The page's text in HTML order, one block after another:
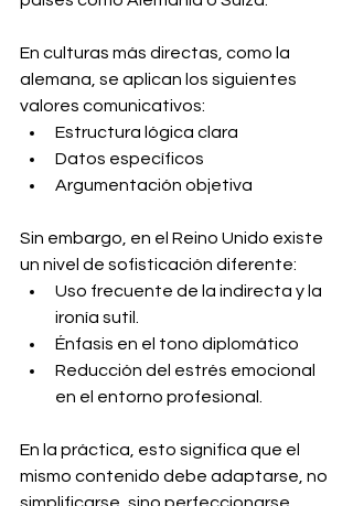
En culturas más directas, como la
alemana, se aplican los siguientes
valores comunicativos:
Estructura lógica clara
Datos específicos
Argumentación objetiva
Sin embargo, en el Reino Unido existe
un nivel de sofisticación diferente:
Uso frecuente de la indirecta y la
ironía sutil.
Énfasis en el tono diplomático
Reducción del estrés emocional
en el entorno profesional.
En la práctica, esto significa que el
mismo contenido debe adaptarse, no